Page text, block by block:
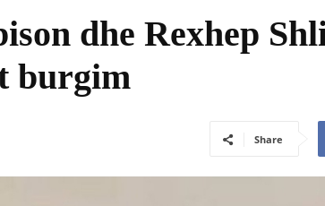
dhe Rexhep
burgim
Share